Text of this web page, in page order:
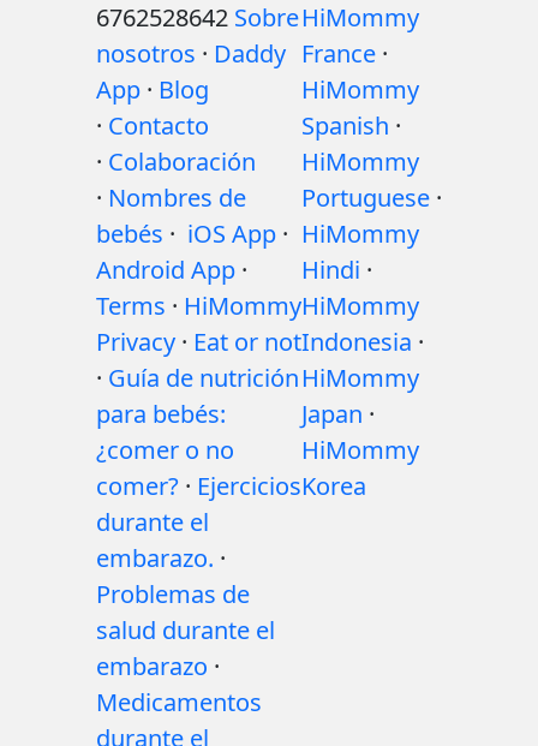
6762528642 Sobre
nosotros · Daddy
App · Blog
· Contacto
· Colaboración
· Nombres de
bebés · iOS App ·
Android App ·
Terms · HiMommy
Privacy · Eat or not
· Guía de nutrición
para bebés:
¿comer o no
comer? · Ejercicios
durante el
embarazo. ·
Problemas de
salud durante el
embarazo ·
Medicamentos
durante el
HiMommy
France ·
HiMommy
Spanish ·
HiMommy
Portuguese ·
HiMommy
Hindi ·
HiMommy
Indonesia ·
HiMommy
Japan ·
HiMommy
Korea